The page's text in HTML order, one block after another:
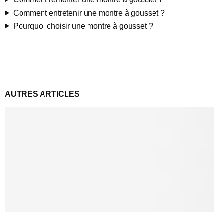
Comment entretenir une montre à gousset ?
Pourquoi choisir une montre à gousset ?
AUTRES ARTICLES